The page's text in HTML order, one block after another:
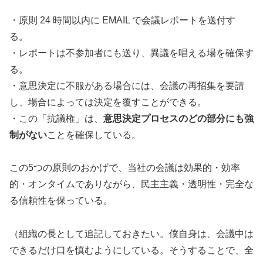
・原則 24 時間以内に EMAIL で会議レポートを送付す
る。
・レポートは不参加者にも送り、異議を唱える場を確保す
る。
・意思決定に不服がある場合には、会議の再招集を要請
し、場合によっては決定を覆すことができる。
・この「抗議権」は、 意思決定プロセスのどの部分にも強
制がないことを確保している。
この5つの原則のおかげで、当社の会議は効果的・効率
的・オンタイムでありながら、民主主義・透明性・完全な
る信頼性を保っている。
（組織の長として追記しておきたい。僕自身は、会議中は
できるだけ口を慎むようにしている。そうすることで、全